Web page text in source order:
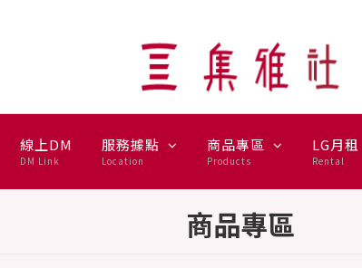
線上DM
DM Link
服務據點
Location
商品專區
Products
LG月租
Rental
商品專區